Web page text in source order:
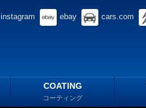
instagram ebay cars.com
COATING
コーティング